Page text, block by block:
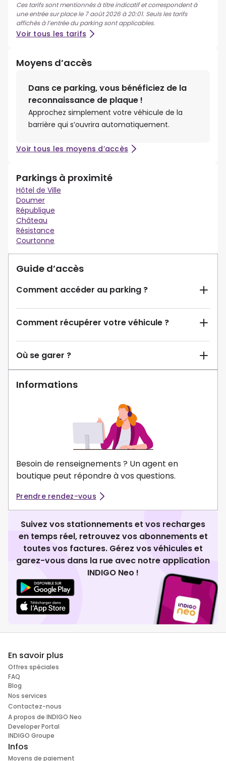
Ces tarifs sont mentionnés à titre indicatif et correspondent à
une entrée sur place le 7 août 2026 à 20:01. Seuls les tarifs
affichés à l’entrée du parking sont applicables.
Voir tous les tarifs
Moyens d’accès
Dans ce parking, vous bénéficiez de la
reconnaissance de plaque !
Approchez simplement votre véhicule de la
barrière qui s’ouvrira automatiquement.
Voir tous les moyens d’accès
Parkings à proximité
Hôtel de Ville
Doumer
République
Château
Résistance
Courtonne
Guide d’accès
Comment accéder au parking ?
Comment récupérer votre véhicule ?
Où se garer ?
Informations
Besoin de renseignements ? Un agent en
boutique peut répondre à vos questions.
Prendre rendez-vous
Suivez vos stationnements et vos recharges
en temps réel, retrouvez vos abonnements et
toutes vos factures. Gérez vos véhicules et
garez-vous dans la rue avec notre application
INDIGO Neo !
En savoir plus
Offres spéciales
FAQ
Blog
Nos services
Contactez-nous
A propos de INDIGO Neo
Developer Portal
INDIGO Groupe
Infos
Moyens de paiement